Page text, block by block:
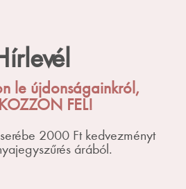
le újdonságainkról,
FEL!
2000 Ft kedvezményt
árából.